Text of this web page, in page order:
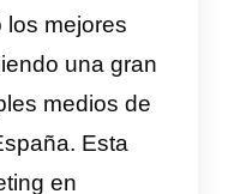
los viajes que
web para
ofertas en
o de fin de